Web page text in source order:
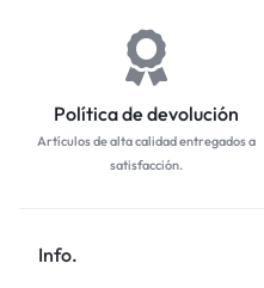
Política de devolución
Artículos de alta calidad entregados a
satisfacción.
Info.